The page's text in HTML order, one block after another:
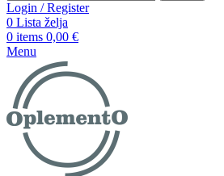
Login / Register
0 Lista želja
0 items 0,00 €
Menu